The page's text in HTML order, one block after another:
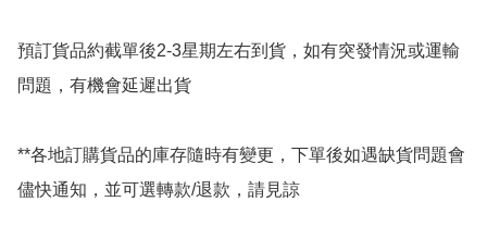
預訂貨品約截單後2-3星期左右到貨，如有突發情況或運輸
問題，有機會延遲出貨
**各地訂購貨品的庫存隨時有變更，下單後如遇缺貨問題會
儘快通知，並可選轉款/退款，請見諒